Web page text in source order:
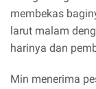
membekas
larut malam
harinya dan
Min menerima